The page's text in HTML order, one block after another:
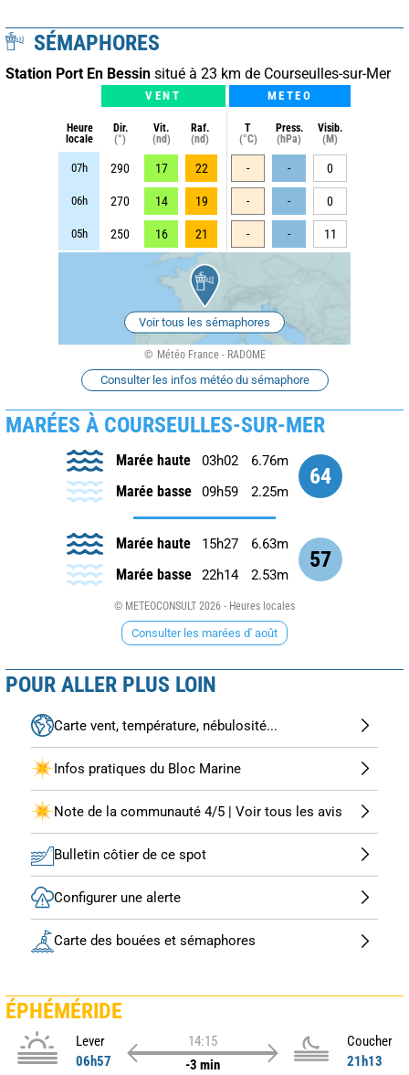
SÉMAPHORES
Station Port En Bessin situé à 23 km de Courseulles-sur-Mer
VENT METEO
Heure
locale
Dir.
(°)
Vit.
(nd)
Raf.
(nd)
T
(°C)
Press.
(hPa)
Visib.
(M)
07h 290 17 22 - - 0
06h 270 14 19 - - 0
05h 250 16 21 - - 11
Voir tous les sémaphores
Météo France - RADOME
Consulter les infos météo du sémaphore
MARÉES À COURSEULLES-SUR-MER
64
Marée haute 03h02 6.76m
Marée basse 09h59 2.25m
57
Marée haute 15h27 6.63m
Marée basse 22h14 2.53m
© METEOCONSULT 2026 - Heures locales
Consulter les marées d' août
POUR ALLER PLUS LOIN
Carte vent, température, nébulosité...
Infos pratiques du Bloc Marine
Note de la communauté 4/5 | Voir tous les avis
Bulletin côtier de ce spot
Configurer une alerte
Carte des bouées et sémaphores
ÉPHÉMÉRIDE
Lever
06h57
14:15
-3 min
Coucher
21h13